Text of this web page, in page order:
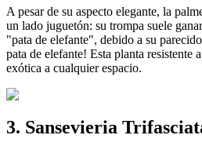
A pesar de su aspecto elegante, la
un lado juguetón: su trompa suele
"pata de elefante", debido a su
pata de elefante! Esta planta resistente
exótica a cualquier espacio.
3. Sansevieria